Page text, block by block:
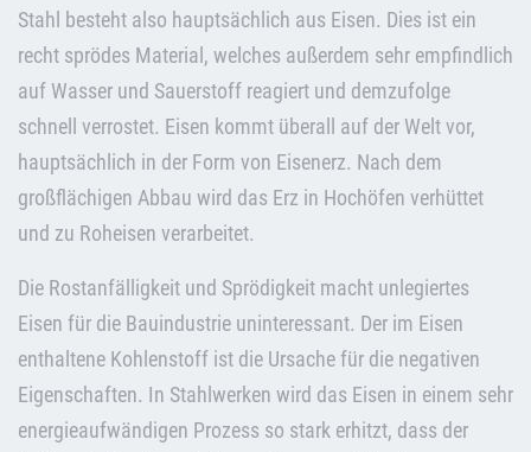
Stahl besteht also hauptsächlich aus Eisen. Dies ist ein
recht sprödes Material, welches außerdem sehr empfindlich
auf Wasser und Sauerstoff reagiert und demzufolge
schnell verrostet. Eisen kommt überall auf der Welt vor,
hauptsächlich in der Form von Eisenerz. Nach dem
großflächigen Abbau wird das Erz in Hochöfen verhüttet
und zu Roheisen verarbeitet.
Die Rostanfälligkeit und Sprödigkeit macht unlegiertes
Eisen für die Bauindustrie uninteressant. Der im Eisen
enthaltene Kohlenstoff ist die Ursache für die negativen
Eigenschaften. In Stahlwerken wird das Eisen in einem sehr
energieaufwändigen Prozess so stark erhitzt, dass der